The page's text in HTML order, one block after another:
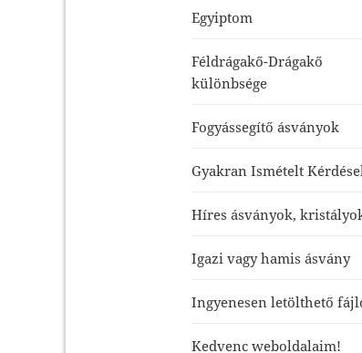
Egyiptom
Féldrágakő-Drágakő
különbsége
Fogyássegítő ásványok
Gyakran Ismételt
Híres ásványok,
Igazi vagy hamis ásvány
Ingyenesen letölthető
Kedvenc weboldalaim!